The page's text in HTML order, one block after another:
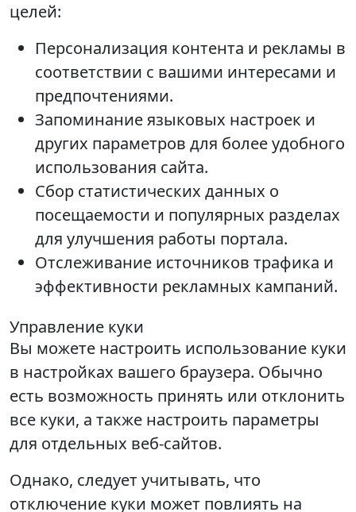
целей:
Персонализация контента и рекламы в
соответствии с вашими интересами и
предпочтениями.
Запоминание языковых настроек и
других параметров для более удобного
использования сайта.
Сбор статистических данных о
посещаемости и популярных разделах
для улучшения работы портала.
Отслеживание источников трафика и
эффективности рекламных кампаний.
Управление куки
Вы можете настроить использование куки
в настройках вашего браузера. Обычно
есть возможность принять или отклонить
все куки, а также настроить параметры
для отдельных веб-сайтов.
Однако, следует учитывать, что
отключение куки может повлиять на